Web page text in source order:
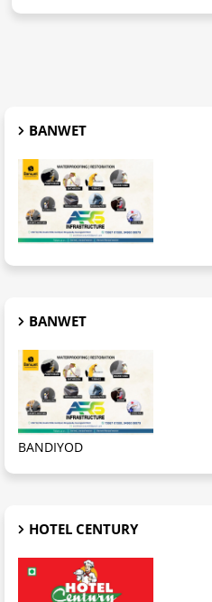
BANWET
BANWET
BANDIYOD
HOTEL CENTURY